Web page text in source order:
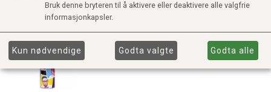
Bruk denne bryteren til å aktivere eller deaktivere alle valgfrie
informasjonkapsler.
Kun nødvendige Godta valgte Godta alle